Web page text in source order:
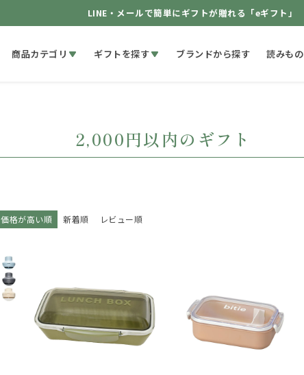
LINE・メールで簡単にギフトが贈れる「eギフト」
商品カテゴリ ギフトを探す ブランドから探す 読みもの
2,000円以内のギフト
価格が高い順 新着順 レビュー順